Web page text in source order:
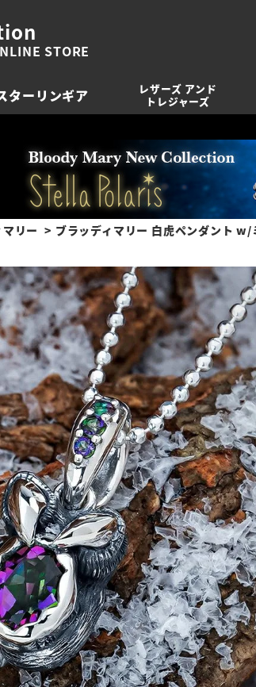
STORE
ターリンギア
レザーズ アンド
トレジャーズ
リー ブラッディマリー 白虎ペンダント w/